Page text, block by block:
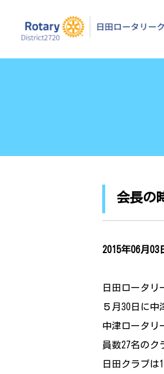
会長の
2015年06月03
日田ロータ
５月30日に
中津ロータリ
員数27名のク
日田クラブは